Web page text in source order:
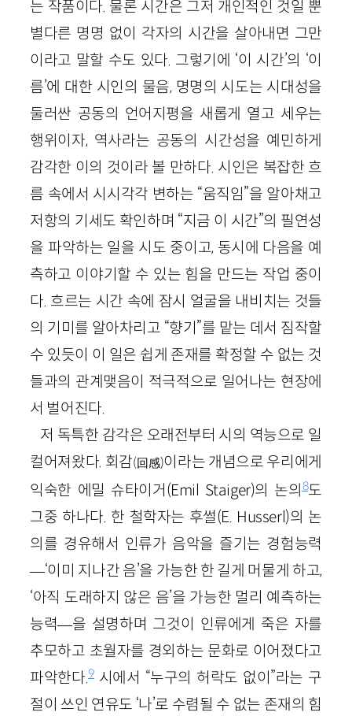
는 작품이다. 물론 시간은 그저 개인적인 것일 뿐
별다른 명명 없이 각자의 시간을 살아내면 그만
이라고 말할 수도 있다. 그렇기에 ‘이 시간’의 ‘이
름’에 대한 시인의 물음, 명명의 시도는 시대성을
둘러싼 공동의 언어지평을 새롭게 열고 세우는
행위이자, 역사라는 공동의 시간성을 예민하게
감각한 이의 것이라 볼 만하다. 시인은 복잡한 흐
름 속에서 시시각각 변하는 “움직임”을 알아채고
저항의 기세도 확인하며 “지금 이 시간”의 필연성
을 파악하는 일을 시도 중이고, 동시에 다음을 예
측하고 이야기할 수 있는 힘을 만드는 작업 중이
다. 흐르는 시간 속에 잠시 얼굴을 내비치는 것들
의 기미를 알아차리고 “향기”를 맡는 데서 짐작할
수 있듯이 이 일은 쉽게 존재를 확정할 수 없는 것
들과의 관계맺음이 적극적으로 일어나는 현장에
서 벌어진다.
저 독특한 감각은 오래전부터 시의 역능으로 일
컬어져왔다. 회감(回感)이라는 개념으로 우리에게
익숙한 에밀 슈타이거(Emil Staiger)의 논의8도
그중 하나다. 한 철학자는 후썰(E. Husserl)의 논
의를 경유해서 인류가 음악을 즐기는 경험능력
—‘이미 지나간 음’을 가능한 한 길게 머물게 하고,
‘아직 도래하지 않은 음’을 가능한 멀리 예측하는
능력—을 설명하며 그것이 인류에게 죽은 자를
추모하고 초월자를 경외하는 문화로 이어졌다고
파악한다.9시에서 “누구의 허락도 없이”라는 구
절이 쓰인 연유도 ‘나’로 수렴될 수 없는 존재의 힘